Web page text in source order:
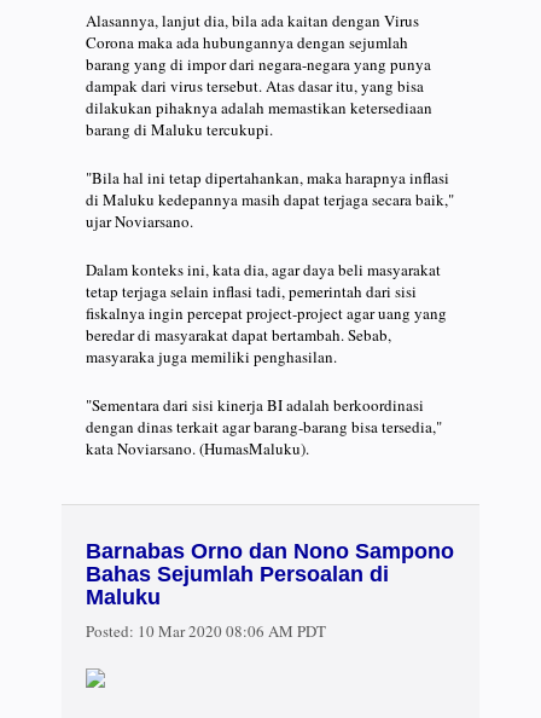
Alasannya, lanjut dia, bila ada kaitan dengan Virus
Corona maka ada hubungannya dengan sejumlah
barang yang di impor dari negara-negara yang punya
dampak dari virus tersebut. Atas dasar itu, yang bisa
dilakukan pihaknya adalah memastikan ketersediaan
barang di Maluku tercukupi.
"Bila hal ini tetap dipertahankan, maka harapnya inflasi
di Maluku kedepannya masih dapat terjaga secara baik,"
ujar Noviarsano.
Dalam konteks ini, kata dia, agar daya beli masyarakat
tetap terjaga selain inflasi tadi, pemerintah dari sisi
fiskalnya ingin percepat project-project agar uang yang
beredar di masyarakat dapat bertambah. Sebab,
masyaraka juga memiliki penghasilan.
"Sementara dari sisi kinerja BI adalah berkoordinasi
dengan dinas terkait agar barang-barang bisa tersedia,"
kata Noviarsano. (HumasMaluku).
Barnabas Orno dan Nono Sampono
Bahas Sejumlah Persoalan di
Maluku
Posted: 10 Mar 2020 08:06 AM PDT